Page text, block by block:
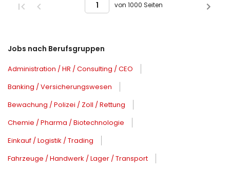
von 1000 Seiten
Jobs nach Berufsgruppen
Administration / HR / Consulting / CEO
Banking / Versicherungswesen
Bewachung / Polizei / Zoll / Rettung
Chemie / Pharma / Biotechnologie
Einkauf / Logistik / Trading
Fahrzeuge / Handwerk / Lager / Transport